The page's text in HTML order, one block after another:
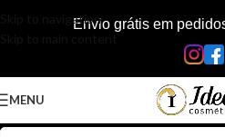
Skip to navigationEnvio grátis em
MENU